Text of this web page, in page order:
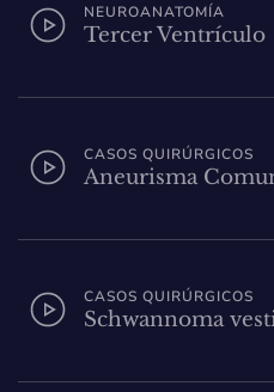
NEUROANATOMÍA
Tercer Ventrículo
CASOS QUIRÚRGICOS
Aneurisma
CASOS QUIRÚRGICOS
Schwannoma